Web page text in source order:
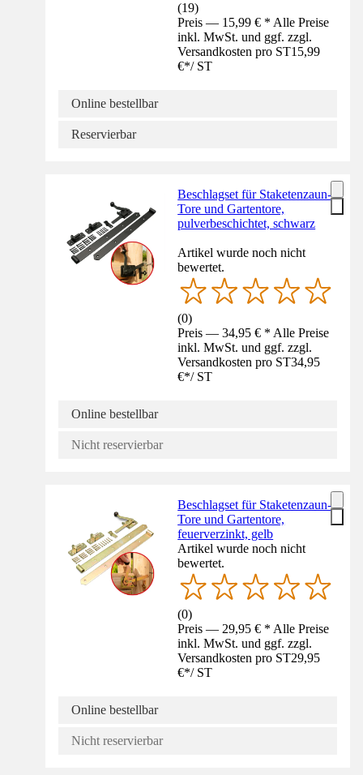
(19)
Preis — 15,99 € * Alle Preise
inkl. MwSt. und ggf. zzgl.
Versandkosten pro ST15,99
€*/ ST
Online bestellbar
Reservierbar
Beschlagset für Staketenzaun-
Tore und Gartentore,
pulverbeschichtet, schwarz
Artikel wurde noch nicht
bewertet.
(0)
Preis — 34,95 € * Alle Preise
inkl. MwSt. und ggf. zzgl.
Versandkosten pro ST34,95
€*/ ST
Online bestellbar
Nicht reservierbar
Beschlagset für Staketenzaun-
Tore und Gartentore,
feuerverzinkt, gelb
Artikel wurde noch nicht
bewertet.
(0)
Preis — 29,95 € * Alle Preise
inkl. MwSt. und ggf. zzgl.
Versandkosten pro ST29,95
€*/ ST
Online bestellbar
Nicht reservierbar